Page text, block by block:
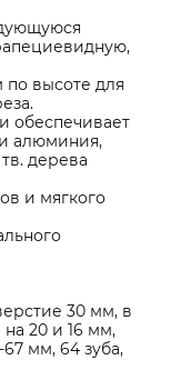
высоте для
обеспечивает
алюминия,
дерева
и мягкого
30 мм, в
20 и 16 мм,
мм, 64 зуба,